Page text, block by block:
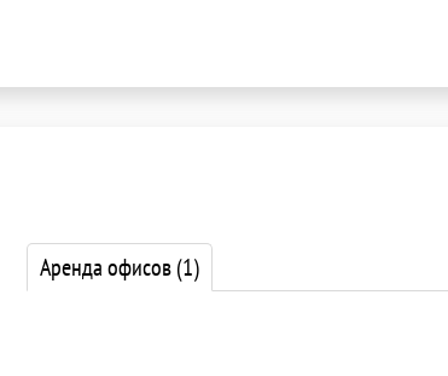
Аренда офисов(1)